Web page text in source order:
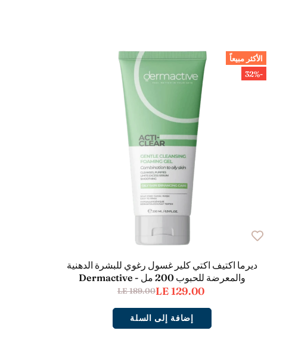
الأكثر مبيعاً
-32%
ديرما اكتيف اكتي كلير غسول رغوي للبشرة الدهنية
والمعرضة للحبوب 200 مل - Dermactive
LE 189.00LE 129.00
إضافة إلى السلة